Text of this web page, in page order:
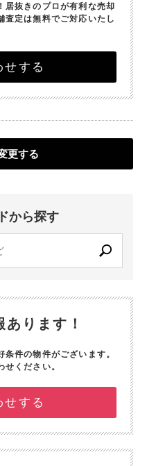
居抜きのプロが有利な売却
査定は無料でご対応いたし
せする
更する
から探す
ります！
件の物件がございます。
ください。
せする